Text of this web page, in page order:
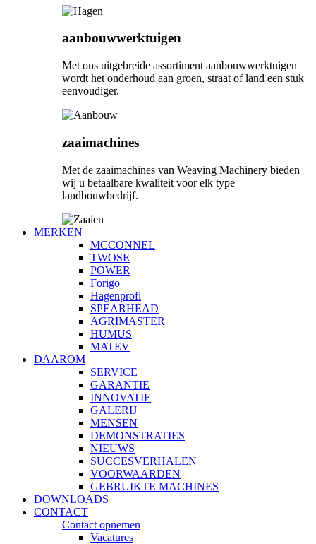
aanbouwwerktuigen
Met ons uitgebreide assortiment aanbouwwerktuigen
wordt het onderhoud aan groen, straat of land een stuk
eenvoudiger.
zaaimachines
Met de zaaimachines van Weaving Machinery bieden
wij u betaalbare kwaliteit voor elk type
landbouwbedrijf.
MERKEN
MCCONNEL
TWOSE
POWER
Forigo
Hagenprofi
SPEARHEAD
AGRIMASTER
HUMUS
MATEV
DAAROM
SERVICE
GARANTIE
INNOVATIE
GALERIJ
MENSEN
DEMONSTRATIES
NIEUWS
SUCCESVERHALEN
VOORWAARDEN
GEBRUIKTE MACHINES
DOWNLOADS
CONTACT
Contact opnemen
Vacatures